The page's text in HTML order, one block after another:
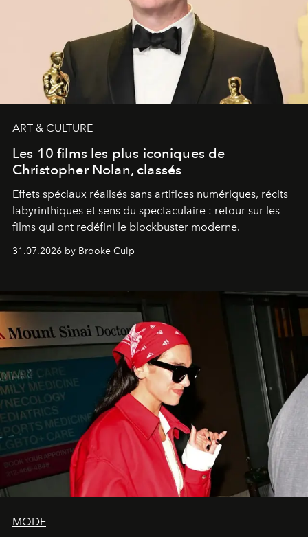
ART & CULTURE
Les 10 films les plus iconiques de
Christopher Nolan, classés
Effets spéciaux réalisés sans artifices numériques, récits
labyrinthiques et sens du spectaculaire : retour sur les
films qui ont redéfini le blockbuster moderne.
31.07.2026 by Brooke Culp
MODE